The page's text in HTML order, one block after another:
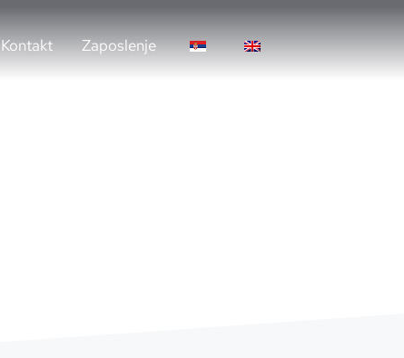
Kontakt Zaposlenje